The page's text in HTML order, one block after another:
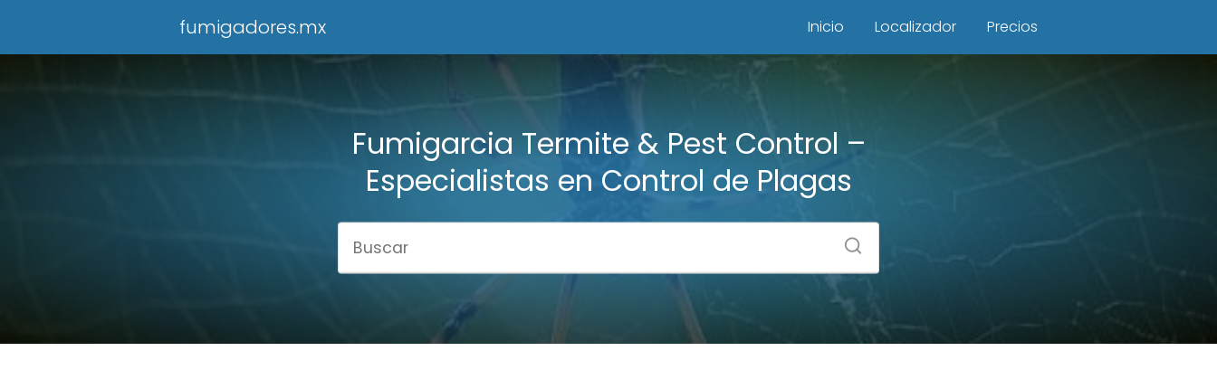
fumigadores.mx Inicio Localizador Precios
Fumigarcia Termite & Pest Control –
Especialistas en Control de Plagas